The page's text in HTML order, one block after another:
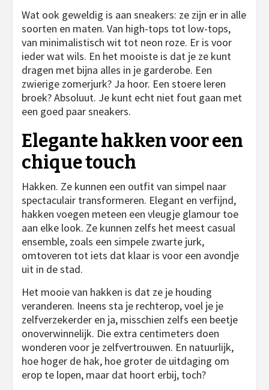
Wat ook geweldig is aan sneakers: ze zijn er in alle
soorten en maten. Van high-tops tot low-tops,
van minimalistisch wit tot neon roze. Er is voor
ieder wat wils. En het mooiste is dat je ze kunt
dragen met bijna alles in je garderobe. Een
zwierige zomerjurk? Ja hoor. Een stoere leren
broek? Absoluut. Je kunt echt niet fout gaan met
een goed paar sneakers.
Elegante hakken voor een
chique touch
Hakken. Ze kunnen een outfit van simpel naar
spectaculair transformeren. Elegant en verfijnd,
hakken voegen meteen een vleugje glamour toe
aan elke look. Ze kunnen zelfs het meest casual
ensemble, zoals een simpele zwarte jurk,
omtoveren tot iets dat klaar is voor een avondje
uit in de stad.
Het mooie van hakken is dat ze je houding
veranderen. Ineens sta je rechterop, voel je je
zelfverzekerder en ja, misschien zelfs een beetje
onoverwinnelijk. Die extra centimeters doen
wonderen voor je zelfvertrouwen. En natuurlijk,
hoe hoger de hak, hoe groter de uitdaging om
erop te lopen, maar dat hoort erbij, toch?